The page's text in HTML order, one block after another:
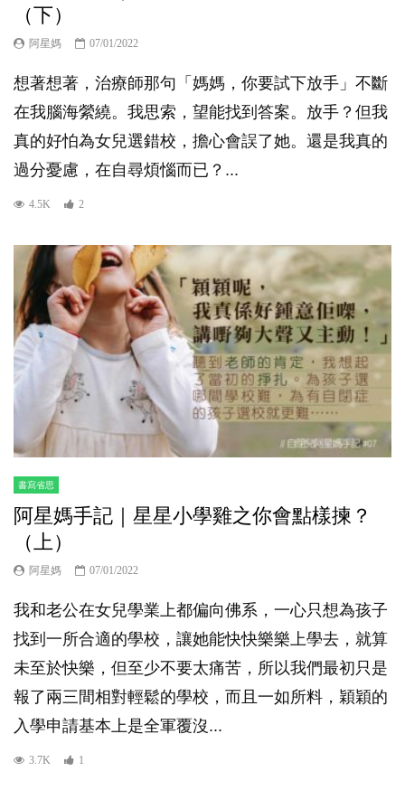
（下）
阿星媽 07/01/2022
想著想著，治療師那句「媽媽，你要試下放手」不斷
在我腦海縈繞。我思索，望能找到答案。放手？但我
真的好怕為女兒選錯校，擔心會誤了她。還是我真的
過分憂慮，在自尋煩惱而已？...
4.5K 2
書寫省思
阿星媽手記｜星星小學雞之你會點樣揀？
（上）
阿星媽 07/01/2022
我和老公在女兒學業上都偏向佛系，一心只想為孩子
找到一所合適的學校，讓她能快快樂樂上學去，就算
未至於快樂，但至少不要太痛苦，所以我們最初只是
報了兩三間相對輕鬆的學校，而且一如所料，穎穎的
入學申請基本上是全軍覆沒...
3.7K 1